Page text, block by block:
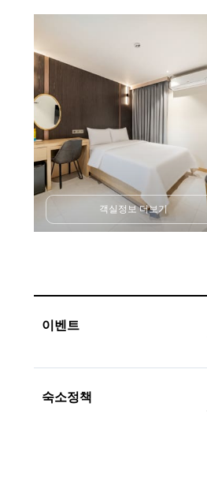
객실정보 더보기
이벤트
숙소정책